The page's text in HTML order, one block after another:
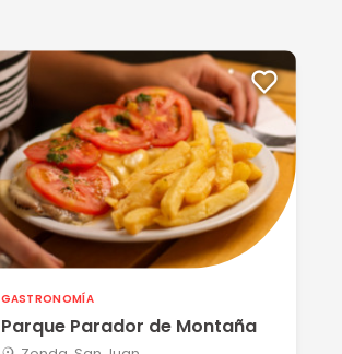
GASTRONOMÍA
Parque Parador de Montaña